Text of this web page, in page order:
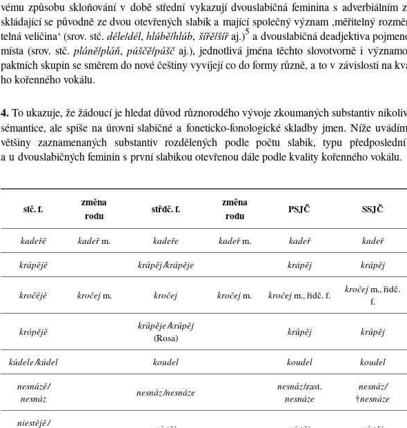
vé­mu způ­so­bu skloňová­ní v do­bě střed­ní vy­ka­zu­jí dvou­sla­bič­ná fe­mi­ni­na s ad­ver­bi­ál­ním
sklá­da­jí­cí se pů­vod­ně ze dvou ote­vře­ných sla­bik a ma­jí­cí spo­leč­ný vý­znam ,mě­ři­tel­ný
tel­ná ve­li­či­na‘ (srov. stč.déle/dél, hl­ú­bě/hl­úb, ší­řě/šířaj.)5 a dvou­sla­bič­ná de­ad­jek­ti­va
mís­ta (srov. stč. plá­ně/pláň, pú­ščě/pú­šč aj.), jed­not­li­vá jmé­na těch­to slo­vo­tvor­ně i
pakt­ních sku­pin se smě­rem do no­vé češ­ti­ny vy­ví­je­jí co do for­my růz­ně, a to v zá­vis­los­ti na
ho ko­řen­né­ho vo­ká­lu.
4.To uka­zu­je, že žá­dou­cí je hle­dat dů­vod růz­no­ro­dé­ho vý­vo­je zkou­ma­ných sub­stan­tiv
sé­man­ti­ce, ale spí­še na úrov­ni sla­bič­né a fo­ne­tic­ko-fo­no­lo­gic­ké sklad­by jmen. Ní­že
vět­ši­ny za­zna­me­na­ných sub­stan­tiv roz­dě­le­ných pod­le po­čtu sla­bik, ty­pu
a u dvou­sla­bič­ných fe­mi­nin s prv­ní sla­bi­kou ote­vře­nou dá­le pod­le kva­li­ty ko­řen­né­ho vo­ká­lu.
stč. f.
změna
rodu
střdč. f.
změna
rodu
PSJČ SSJČ
kadeřě kadeřm. kadeře kadeřm. kadeř kadeř
krápějě
krápěj/krápěje krápěj krápěj
kročějě kročejm. kročej kročejm. kročejm., řidč. f. kročejm., řidč.
f.
krópějě krůpěje/krůpěj
(Rosa)
krůpěj krůpěj
kúdele/kúdel koudel koudel koudel
nesnázě/
nesnáz
nesnáz/nesnáze nesnáz/zast.
nesnáze
nesnáz/
†nesnáze
niestějě/